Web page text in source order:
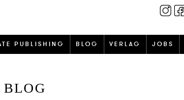
PUBLISHING BLOG VERLAG JOBS